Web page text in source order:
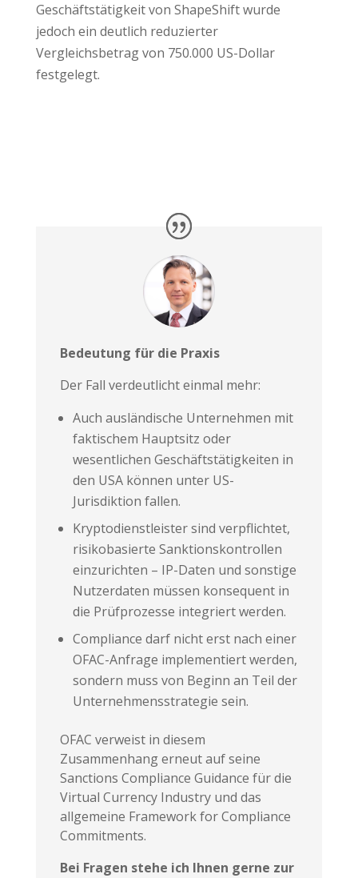
Geschäftstätigkeit von ShapeShift wurde
jedoch ein deutlich reduzierter
Vergleichsbetrag von 750.000 US-Dollar
festgelegt.
Bedeutung für die Praxis
Der Fall verdeutlicht einmal mehr:
Auch ausländische Unternehmen mit
faktischem Hauptsitz oder
wesentlichen Geschäftstätigkeiten in
den USA können unter US-
Jurisdiktion fallen.
Kryptodienstleister sind verpflichtet,
risikobasierte Sanktionskontrollen
einzurichten – IP-Daten und sonstige
Nutzerdaten müssen konsequent in
die Prüfprozesse integriert werden.
Compliance darf nicht erst nach einer
OFAC-Anfrage implementiert werden,
sondern muss von Beginn an Teil der
Unternehmensstrategie sein.
OFAC verweist in diesem
Zusammenhang erneut auf seine
Sanctions Compliance Guidance für die
Virtual Currency Industry und das
allgemeine Framework for Compliance
Commitments.
Bei Fragen stehe ich Ihnen gerne zur